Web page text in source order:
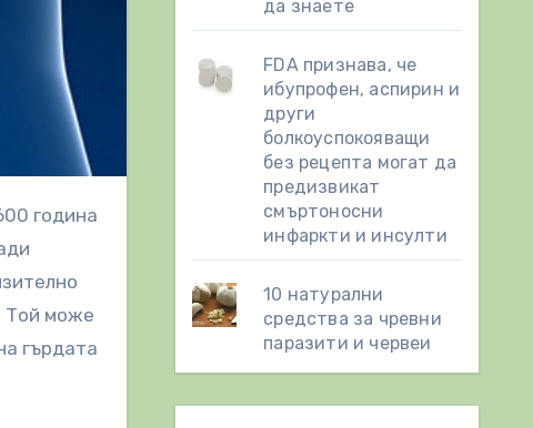
Той може
гърдата
да знаете
FDA признава, че
ибупрофен, аспирин и
други
болкоуспокояващи
без рецепта могат да
предизвикат
смъртоносни
инфаркти и инсулти
10 натурални
средства за чревни
паразити и червеи